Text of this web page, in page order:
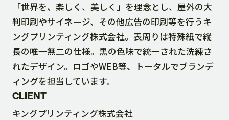
RECRUIT SITE
「世界を、楽しく、美しく」を理念とし、屋外の大
判印刷やサイネージ、その他広告の印刷等を行うキ
ングプリンティング株式会社。表周りは特殊紙で縦
長の唯一無二の仕様。黒の色味で統一された洗練さ
れたデザイン。ロゴやWEB等、トータルでブランデ
ィングを担当しています。
CLIENT
キングプリンティング株式会社